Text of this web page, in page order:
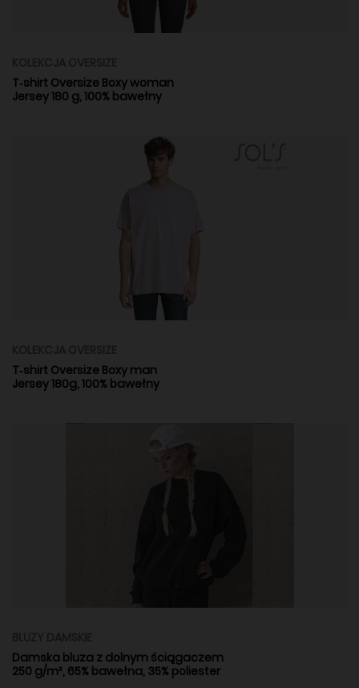
T‑shirt Oversize Boxy woman
Jersey 180 g, 100% bawełny
T‑shirt Oversize Boxy man
Jersey 180g, 100% bawełny
Damska bluza z dolnym ściągaczem
250 g/m², 65% bawełna, 35% poliester